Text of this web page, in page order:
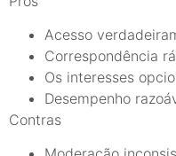
Acesso
Correspondência
Os interesses
Desempenho
Contras